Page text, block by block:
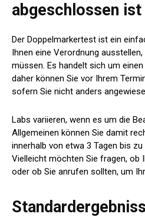
abgeschlossen ist
Der Doppelmarkertest ist ein
Ihnen eine Verordnung
müssen. Es handelt sich um
daher können Sie vor Ihrem
sofern Sie nicht anders
Labs variieren, wenn es um die
Allgemeinen können Sie damit
innerhalb von etwa 3 Tagen bis
Vielleicht möchten Sie fragen, ob
oder ob Sie anrufen sollten, um